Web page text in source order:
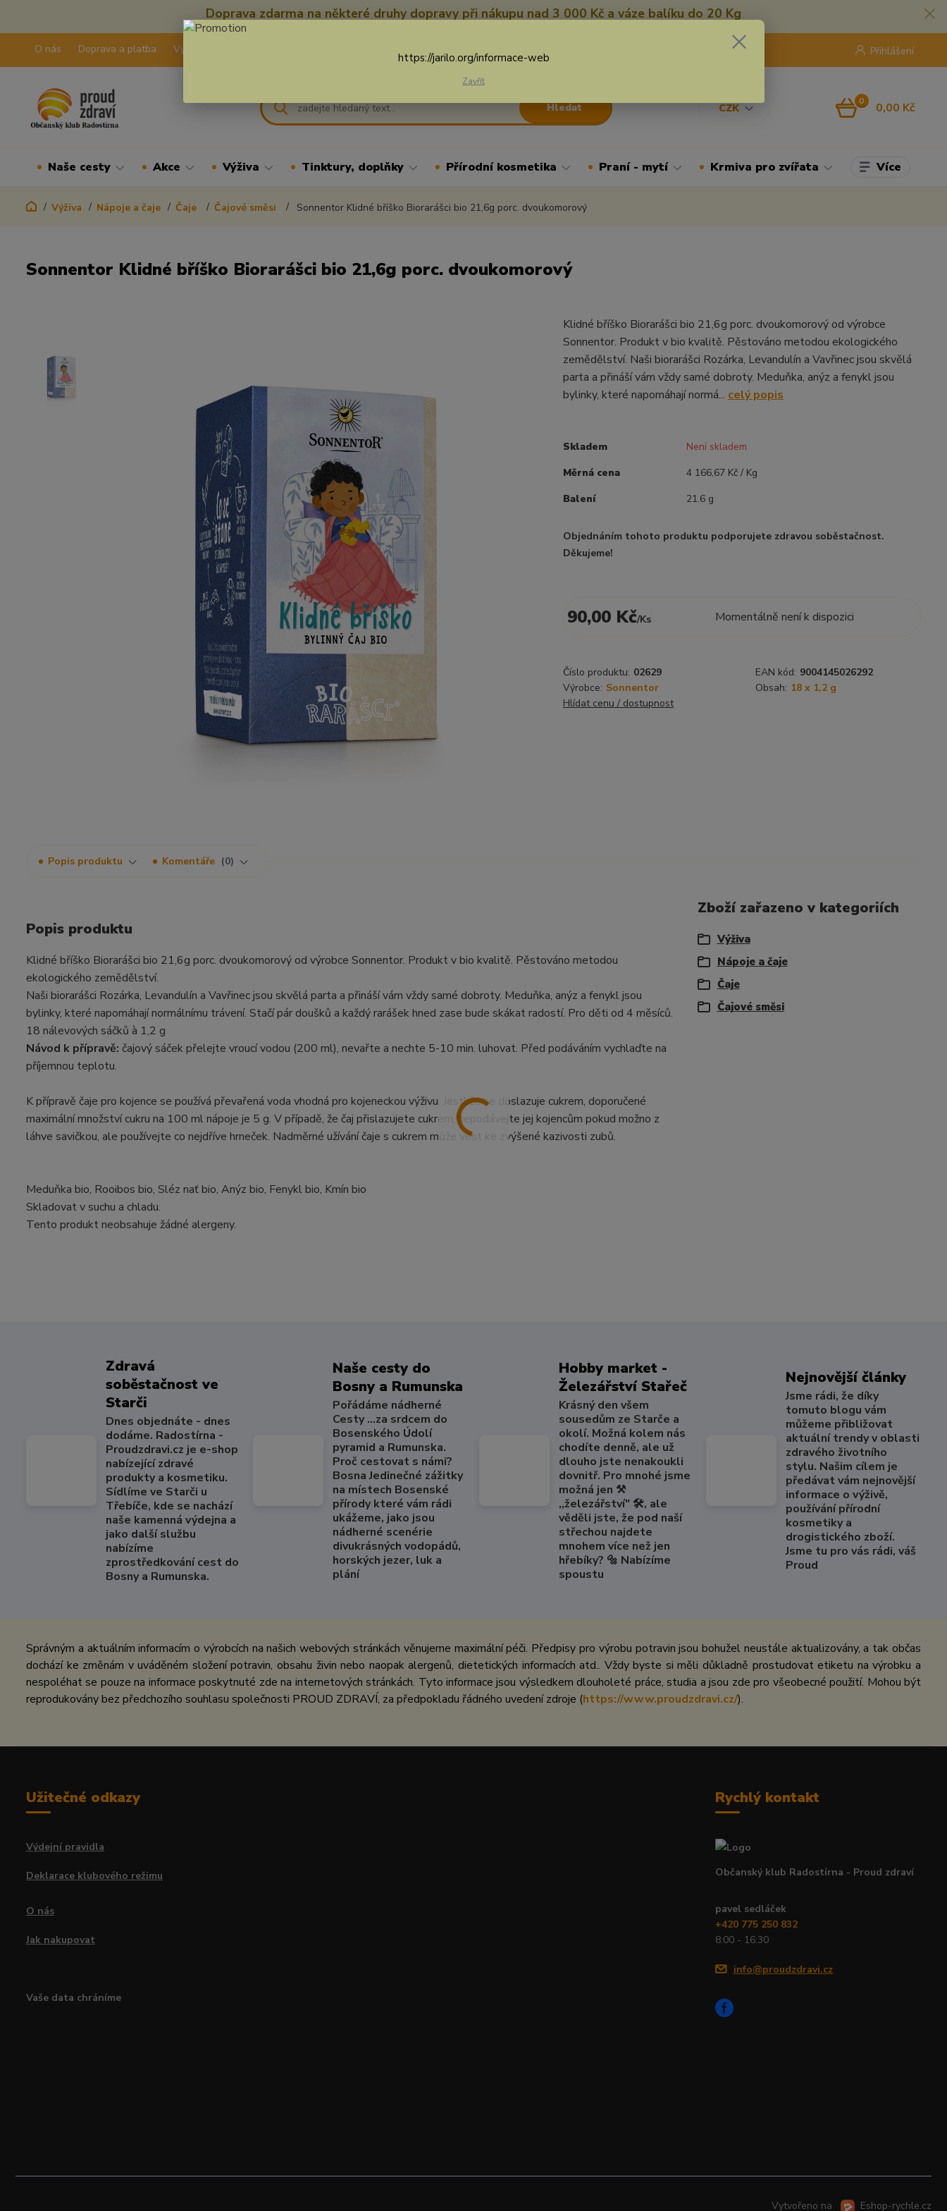
Doprava zdarma na některé druhy dopravy při nákupu nad 3 000 Kč a váze balíku do 20 Kg
O nás Doprava a platba Výdejní pravidla
CZK
Přihlášení
Hledat
8:00 - 16:30
0 0,00 Kč
Naše cesty Akce Výživa Tinktury, doplňky Přírodní kosmetika Praní - mytí Krmiva pro zvířata Více
Výživa Nápoje a čaje Čaje Čajové směsi Sonnentor Klidné bříško Biorarášci bio 21,6g porc. dvoukomorový
Sonnentor Klidné bříško Biorarášci bio 21,6g porc. dvoukomorový
Klidné bříško Biorarášci bio 21,6g porc. dvoukomorový od výrobce
Sonnentor. Produkt v bio kvalitě. Pěstováno metodou ekologického
zemědělství. Naši biorarášci Rozárka, Levandulín a Vavřinec jsou skvělá
parta a přináší vám vždy samé dobroty. Meduňka, anýz a fenykl jsou
bylinky, které napomáhají normá... celý popis
Skladem
Není skladem
Měrná cena
4 166,67 Kč / Kg
Balení
21.6 g
Objednáním tohoto produktu podporujete zdravou soběstačnost.
Děkujeme!
90,00 Kč/Ks Momentálně není k dispozici
Číslo produktu: 02629 EAN kód: 9004145026292
Výrobce: Sonnentor Obsah: 18 x 1,2 g
Hlídat cenu / dostupnost
Popis produktu Komentáře 0
Popis produktu
Klidné bříško Biorarášci bio 21,6g porc. dvoukomorový od výrobce Sonnentor. Produkt v bio kvalitě. Pěstováno metodou
ekologického zemědělství.
Naši biorarášci Rozárka, Levandulín a Vavřinec jsou skvělá parta a přináší vám vždy samé dobroty. Meduňka, anýz a fenykl jsou
bylinky, které napomáhají normálnímu trávení. Stačí pár doušků a každý rarášek hned zase bude skákat radostí. Pro děti od 4 měsíců.
18 nálevových sáčků à 1,2 g
Návod k přípravě: čajový sáček přelejte vroucí vodou (200 ml), nevařte a nechte 5-10 min. luhovat. Před podáváním vychlaďte na
příjemnou teplotu.
K přípravě čaje pro kojence se používá převařená voda vhodná pro kojeneckou výživu. Jestliže se doslazuje cukrem, doporučené
maximální množství cukru na 100 ml nápoje je 5 g. V případě, že čaj přislazujete cukrem, nepodávejte jej kojencům pokud možno z
láhve savičkou, ale používejte co nejdříve hrneček. Nadměrné užívání čaje s cukrem může vést ke zvýšené kazivosti zubů.
Meduňka bio, Rooibos bio, Sléz nať bio, Anýz bio, Fenykl bio, Kmín bio
Skladovat v suchu a chladu.
Tento produkt neobsahuje žádné alergeny.
Zboží zařazeno v kategoriích
Výživa
Nápoje a čaje
Čaje
Čajové směsi
Zdravá
soběstačnost ve
Starči
Dnes objednáte - dnes
dodáme. Radostírna -
Proudzdravi.cz je e-shop
nabízející zdravé
produkty a kosmetiku.
Sídlíme ve Starči u
Třebíče, kde se nachází
naše kamenná výdejna a
jako další službu
nabízíme
zprostředkování cest do
Bosny a Rumunska.
Naše cesty do
Bosny a Rumunska
Pořádáme nádherné
Cesty ...za srdcem do
Bosenského Údolí
pyramid a Rumunska.
Proč cestovat s námi?
Bosna Jedinečné zážitky
na místech Bosenské
přírody které vám rádi
ukážeme, jako jsou
nádherné scenérie
divukrásných vodopádů,
horských jezer, luk a
plání
Hobby market -
Železářství Stařeč
Krásný den všem
sousedům ze Starče a
okolí. Možná kolem nás
chodíte denně, ale už
dlouho jste nenakoukli
dovnitř. Pro mnohé jsme
možná jen ⚒️
,,železářství" 🛠️, ale
věděli jste, že pod naší
střechou najdete
mnohem více než jen
hřebíky? 🔩 Nabízíme
spoustu
Nejnovější články
Jsme rádi, že díky
tomuto blogu vám
můžeme přibližovat
aktuální trendy v oblasti
zdravého životního
stylu. Našim cílem je
předávat vám nejnovější
informace o výživě,
používání přírodní
kosmetiky a
drogistického zboží.
Jsme tu pro vás rádi, váš
Proud
Správným a aktuálním informacím o výrobcích na našich webových stránkách věnujeme maximální péči. Předpisy pro výrobu potravin jsou bohužel neustále aktualizovány, a tak občas
dochází ke změnám v uváděném složení potravin, obsahu živin nebo naopak alergenů, dietetických informacích atd.. Vždy byste si měli důkladně prostudovat etiketu na výrobku a
nespoléhat se pouze na informace poskytnuté zde na internetových stránkách. Tyto informace jsou výsledkem dlouholeté práce, studia a jsou zde pro všeobecné použití. Mohou být
reprodukovány bez předchozího souhlasu společnosti PROUD ZDRAVÍ, za předpokladu řádného uvedení zdroje (https://www.proudzdravi.cz/).
Užitečné odkazy
Výdejní pravidla
Deklarace klubového režimu
O nás
Jak nakupovat
Vaše data chráníme
Rychlý kontakt
Občanský klub Radostírna - Proud zdraví
pavel sedláček
+420 775 250 832
8:00 - 16:30
info@proudzdravi.cz
Vytvořeno na Eshop-rychle.cz
https://jarilo.org/informace-web
Zavřít